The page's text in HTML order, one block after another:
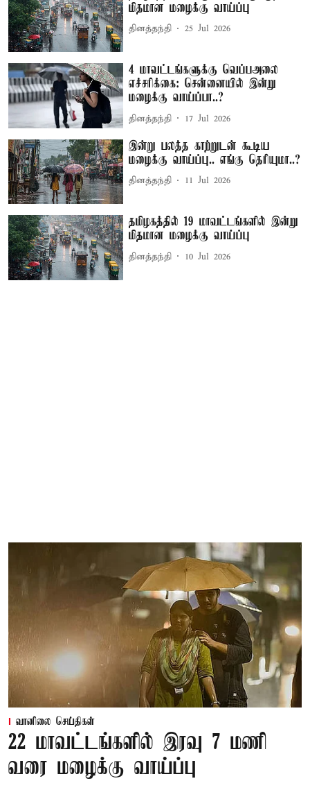
மிதமான மழைக்கு வாய்ப்பு
தினத்தந்தி 25 Jul 2026
4 மாவட்டங்களுக்கு வெப்பஅலை
எச்சரிக்கை: சென்னையில் இன்று
மழைக்கு வாய்ப்பா..?
தினத்தந்தி 17 Jul 2026
இன்று பலத்த காற்றுடன் கூடிய
மழைக்கு வாய்ப்பு.. எங்கு தெரியுமா..?
தினத்தந்தி 11 Jul 2026
தமிழகத்தில் 19 மாவட்டங்களில் இன்று
மிதமான மழைக்கு வாய்ப்பு
தினத்தந்தி 10 Jul 2026
வானிலை செய்திகள்
22 மாவட்டங்களில் இரவு 7 மணி
வரை மழைக்கு வாய்ப்பு